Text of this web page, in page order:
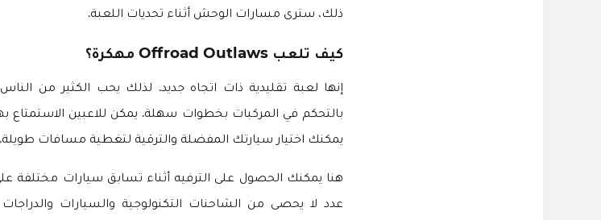
ذلك، سترى مسارات الوحش أثناء تحديات اللعبة.
كيف تلعب Offroad Outlaws مهكرة؟
إنها لعبة تقليدية ذات اتجاه جديد. لذلك يحب الكثير من
بالتحكم في المركبات بخطوات سهلة. يمكن للاعبين الاستمتاع
يمكنك اختيار سيارتك المفضلة والترقية لتغطية مسافات طويلة.
هنا يمكنك الحصول على الترفيه أثناء تسابق سيارات مختلفة
عدد لا يحصى من الشاحنات التكنولوجية والسيارات والدراجات